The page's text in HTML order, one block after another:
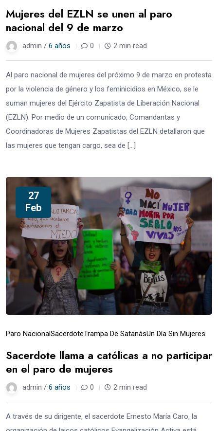
Mujeres del EZLN se unen al paro
nacional del 9 de marzo
admin / 6 años 0 2 min read
Al paro nacional de mujeres del próximo 9 de marzo en protesta
por la violencia de género y los feminicidios en México, se le
suman mujeres del Ejército Zapatista de Liberación Nacional
(EZLN). Por medio de un comunicado, Comandantas y
Coordinadoras de Mujeres Zapatistas del EZLN detallaron que
las mujeres que tengan cargo, sea de […]
27
Feb
Paro NacionalSacerdoteTrampa De SatanásUn Día Sin Mujeres
Sacerdote llama a católicas a no participar
en el paro de mujeres
admin / 6 años 0 2 min read
A través de su dirigente, el sacerdote Ernesto María Caro, la